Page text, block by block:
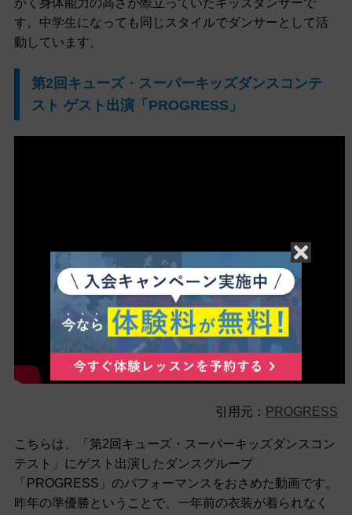
かく身体能力の高さが際立っていたキッズダンサーで
す。中学生になっても同じスタイルでダンサーとして活
動しています。
第2回キューズ・スーパーキッズダンスコンテ
スト ゲスト出演「PROGRESS」
引用元： PROGRESS
こちらは、「第2回キューズ・スーパーキッズダンスコン
テスト」にゲスト出演したダンスグループ
「PROGRESS」のパフォーマンスをおさめた動画です。
昨年の準優勝ということで、一年前の衣装が着られなく